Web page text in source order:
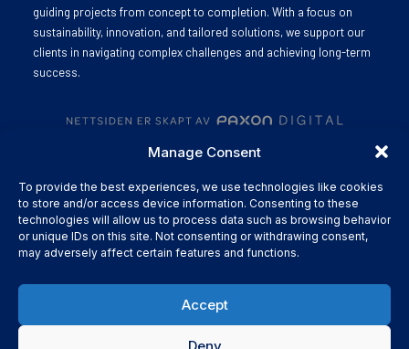
Manage Consent
To provide the best experiences, we use technologies like cookies
to store and/or access device information. Consenting to these
technologies will allow us to process data such as browsing behavior
or unique IDs on this site. Not consenting or withdrawing consent,
may adversely affect certain features and functions.
Accept
Deny
guiding projects from concept to completion. With a focus on
sustainability, innovation, and tailored solutions, we support our
clients in navigating complex challenges and achieving long-term
success.